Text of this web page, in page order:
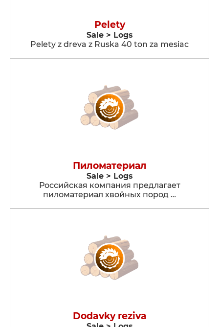
Pelety
Sale > Logs
Pelety z dreva z Ruska 40 ton za mesiac
Пиломатериал
Sale > Logs
Российская компания предлагает
пиломатериал хвойных пород …
Dodavky reziva